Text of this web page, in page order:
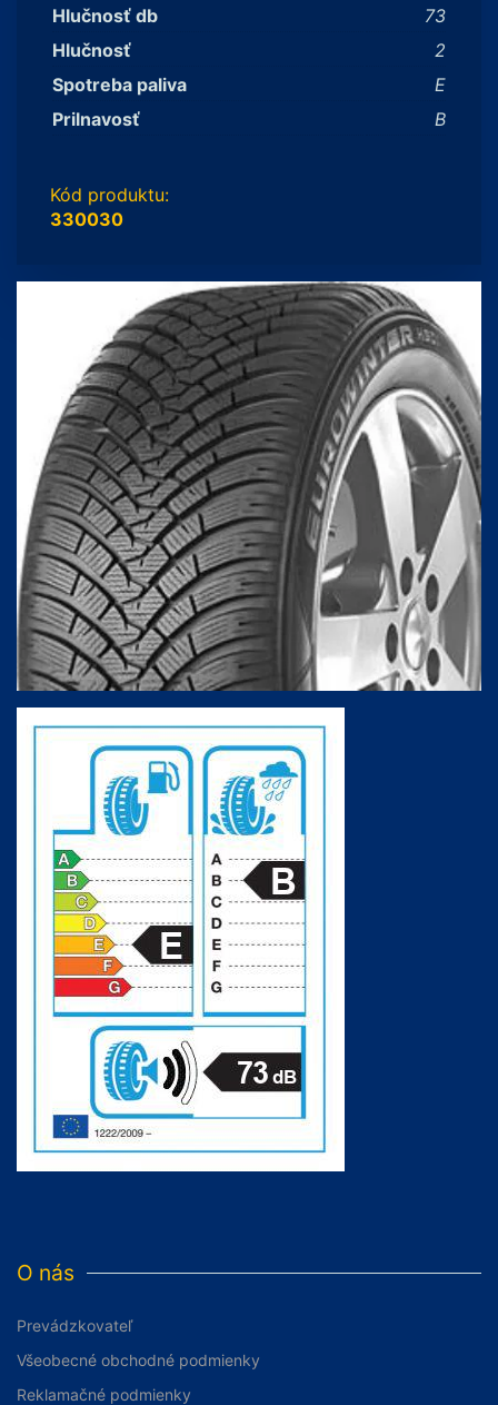
Hlučnosť db
73
Hlučnosť
2
Spotreba paliva
E
Prilnavosť
B
Kód produktu:
330030
O nás
Prevádzkovateľ
Všeobecné obchodné podmienky
Reklamačné podmienky